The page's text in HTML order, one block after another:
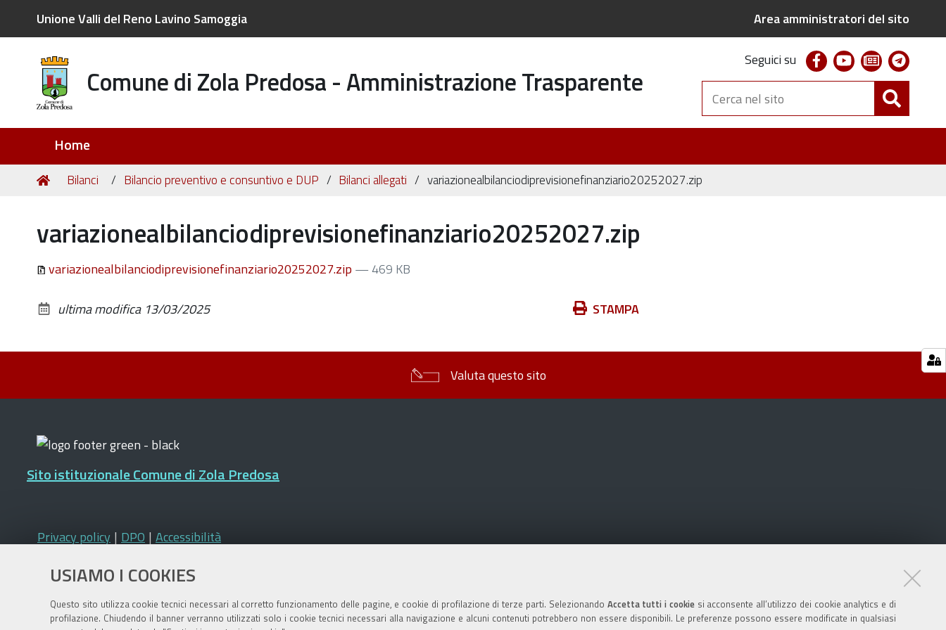
USIAMO I COOKIES
Questo sito utilizza cookie tecnici necessari al corretto funzionamento delle pagine, e cookie di profilazione di terze parti. Selezionando Accetta tutti i cookiesi acconsente all’utilizzo dei cookie analytics e di
profilazione. Chiudendo il banner verranno utilizzati solo i cookie tecnici necessari alla navigazione e alcuni contenuti potrebbero non essere disponibili. Le preferenze possono essere modificate in qualsiasi
Unione Valli del Reno Lavino Samoggia Area amministratori del sito
Comune di Zola Predosa - Amministrazione Trasparente
Seguici su facebookyoutubenewsletter
Cerca
nel
sito
Home
Tu
Home
Bilanci Bilancio preventivo e consuntivo e DUP Bilanci allegati variazionealbilanciodiprevisionefinanziario20252027.zip
variazionealbilanciodiprevisionefinanziario20252027.zip
variazionealbilanciodiprevisionefinanziario20252027.zip — 469 KB
Azioni STAMPA
ultima modifica 13/03/2025
Valuta questo sito
Sito istituzionale Comune di Zola Predosa
Privacy policy | DPO | Accessibilità